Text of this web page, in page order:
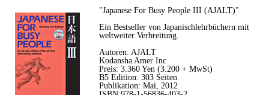
"Japanese For Busy People III (AJALT)"
Ein Bestseller von Japanischlehrbüchern mit
weltweiter Verbreitung.
Autoren: AJALT
Kodansha Amer Inc
Preis: 3.360 Yen (3.200 + MwSt)
B5 Edition: 303 Seiten
Publikation: Mai, 2012